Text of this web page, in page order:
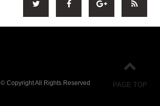
PAGE TOP
© Copyright All Rights Reserved